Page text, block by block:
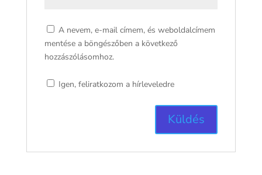
A nevem, e-mail címem, és weboldalcímem
mentése a böngészőben a következő
hozzászólásomhoz.
Igen, feliratkozom a hírleveledre